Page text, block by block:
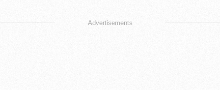
Advertisements